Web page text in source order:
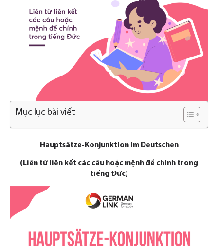
Mục lục bài viết
Hauptsätze-Konjunktion im Deutschen
(Liên từ liên kết các câu hoặc mệnh đề chính trong
tiếng Đức)